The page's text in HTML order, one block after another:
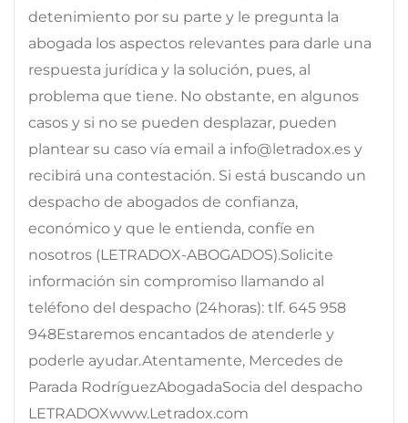
detenimiento por su parte y le pregunta la
abogada los aspectos relevantes para darle una
respuesta jurídica y la solución, pues, al
problema que tiene. No obstante, en algunos
casos y si no se pueden desplazar, pueden
plantear su caso vía email a info@letradox.es y
recibirá una contestación. Si está buscando un
despacho de abogados de confianza,
económico y que le entienda, confíe en
nosotros (LETRADOX-ABOGADOS).Solicite
información sin compromiso llamando al
teléfono del despacho (24horas): tlf. 645 958
948Estaremos encantados de atenderle y
poderle ayudar.Atentamente, Mercedes de
Parada RodríguezAbogadaSocia del despacho
LETRADOXwww.Letradox.com